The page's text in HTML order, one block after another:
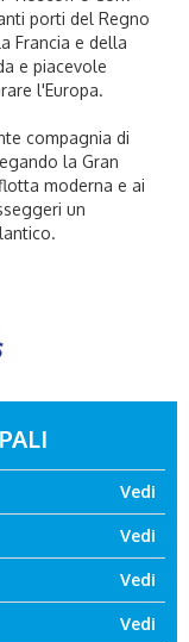
porti del Regno
Francia e della
e piacevole
l'Europa.
compagnia di
la Gran
moderna e ai
un
Vedi
Vedi
Vedi
Vedi